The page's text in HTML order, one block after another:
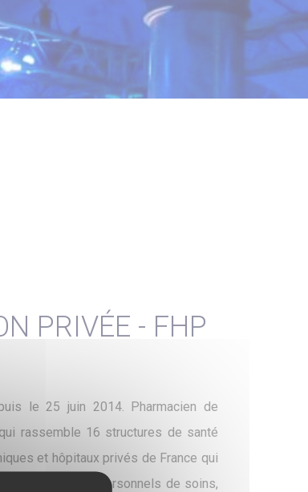
PRIVÉE - FHP
le 25 juin 2014. Pharmacien de
rassemble 16 structures de santé
et hôpitaux privés de France qui
000 salariés (personnels de soins,